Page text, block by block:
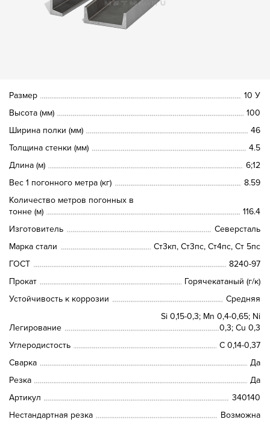
Размер
10 У
Высота (мм)
100
Ширина полки (мм)
46
Толщина стенки (мм)
4.5
Длина (м)
6;12
Вес 1 погонного метра (кг)
8.59
Количество метров погонных в
тонне (м)
116.4
Изготовитель
Северсталь
Марка стали
Ст3кп, Ст3пс, Ст4пс, Ст 5пс
ГОСТ
8240-97
Прокат
Горячекатаный (г/к)
Устойчивость к коррозии
Средняя
Легирование
Si 0,15-0,3; Mn 0,4-0,65; Ni
0,3; Cu 0,3
Углеродистость
C 0,14-0,37
Сварка
Да
Резка
Да
Артикул
340140
Нестандартная резка
Возможна